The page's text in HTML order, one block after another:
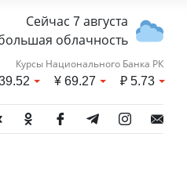
Сейчас 7 августа
облачность
Курсы Национального Банка РК
¥69.27 ₽5.73